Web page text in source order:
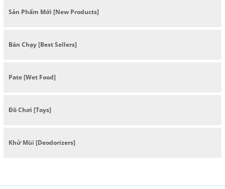
Sản Phẩm Mới [New Products]
Bán Chạy [Best Sellers]
Pate [Wet Food]
Đồ Chơi [Toys]
Khử Mùi [Deodorizers]